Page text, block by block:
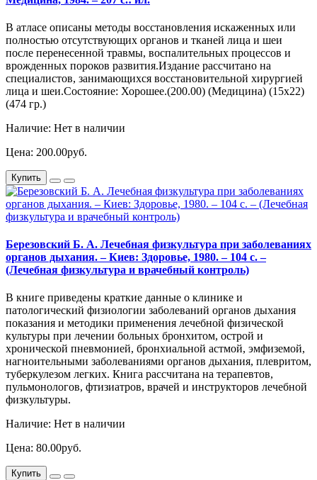
В атласе описаны методы восстановления искаженных или
полностью отсутствующих органов и тканей лица и шеи
после перенесенной травмы, воспалительных процессов и
врожденных пороков развития.Издание рассчитано на
специалистов, занимающихся восстановительной хирургией
лица и шеи.Состояние: Хорошее.(200.00) (Медицина) (15х22)
(474 гр.)
Наличие: Нет в наличии
Цена: 200.00руб.
Купить
Березовский Б. А. Лечебная физкультура при заболеваниях
органов дыхания. – Киев: Здоровье, 1980. – 104 с. –
(Лечебная физкультура и врачебный контроль)
В книге приведены краткие данные о клинике и
патологический физиологии заболеваний органов дыхания
показания и методики применения лечебной физической
культуры при лечении больных бронхитом, острой и
хронической пневмонией, бронхиальной астмой, эмфиземой,
нагноительными заболеваниями органов дыхания, плевритом,
туберкулезом легких. Книга рассчитана на терапевтов,
пульмонологов, фтизиатров, врачей и инструкторов лечебной
физкультуры.
Наличие: Нет в наличии
Цена: 80.00руб.
Купить